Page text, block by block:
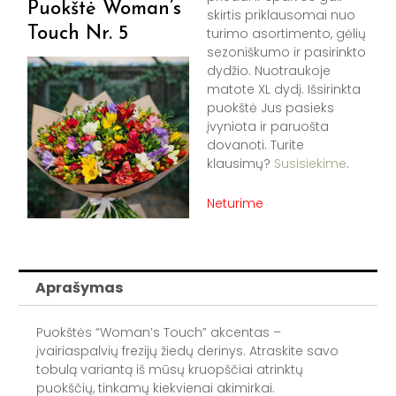
Puokštė Woman’s
Touch Nr. 5
skirtis priklausomai nuo
turimo asortimento, gėlių
sezoniškumo ir pasirinkto
dydžio. Nuotraukoje
matote XL dydį. Išsirinkta
puokštė Jus pasieks
įvyniota ir paruošta
dovanoti. Turite
klausimų? Susisiekime.
Neturime
Aprašymas
Puokštės “Woman’s Touch” akcentas –
įvairiaspalvių frezijų žiedų derinys. Atraskite savo
tobulą variantą iš mūsų kruopščiai atrinktų
puokščių, tinkamų kiekvienai akimirkai.